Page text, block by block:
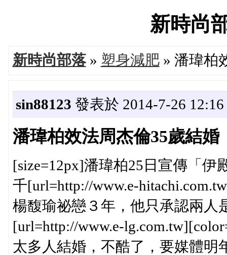
新時尚
新時尚部落» 塑身減肥» 潘瑋柏
sin88123 發表於 2014-7-26 12:16
潘瑋柏效法周杰倫35歲結婚
[size=12px]潘瑋柏25日宣傳「
千[url=http://www.e-
楊馥瑜祕戀３年，他只承認兩人
[url=http://www.e-
太多人結婚，不酷了，要媒體明